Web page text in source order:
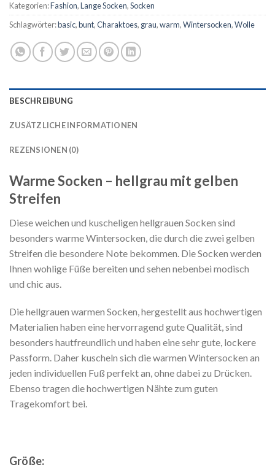
Kategorien:Fashion,Lange Socken,Socken
Schlagwörter:basic,bunt,Charaktoes, grau,warm,Wintersocken,Wolle
BESCHREIBUNG
ZUSÄTZLICHE INFORMATIONEN
REZENSIONEN (0)
Warme Socken – hellgrau mit gelben
Streifen
Diese weichen und kuscheligen hellgrauen Socken sind
besonders warme Wintersocken, die durch die zwei gelben
Streifen die besondere Note bekommen. Die Socken werden
Ihnen wohlige Füße bereiten und sehen nebenbei modisch
und chic aus.
Die hellgrauen warmen Socken, hergestellt aus hochwertigen
Materialien haben eine hervorragend gute Qualität, sind
besonders hautfreundlich und haben eine sehr gute, lockere
Passform. Daher kuscheln sich die warmen Wintersocken an
jeden individuellen Fuß perfekt an, ohne dabei zu Drücken.
Ebenso tragen die hochwertigen Nähte zum guten
Tragekomfort bei.
Größe: